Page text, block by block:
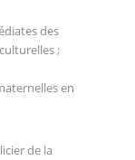
des
;
en
de la